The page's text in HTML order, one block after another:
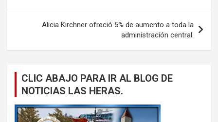
Alicia Kirchner ofreció 5% de aumento a toda la
administración central.
CLIC ABAJO PARA IR AL BLOG DE
NOTICIAS LAS HERAS.